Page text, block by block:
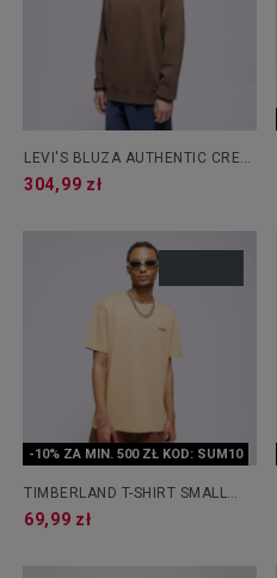
LEVI'S BLUZA AUTHENTIC CREW
BROWNS
304,99 zł
-10% ZA MIN. 500 ZŁ KOD: SUM10
TIMBERLAND T-SHIRT SMALL
LOGO PRINT TEE
69,99 zł